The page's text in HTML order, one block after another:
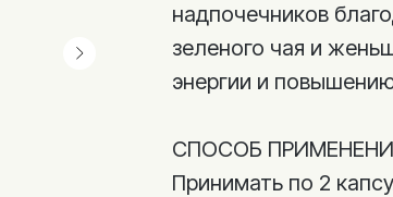
надпочечников
зеленого чая и
энергии и
СПОСОБ
Принимать по 2